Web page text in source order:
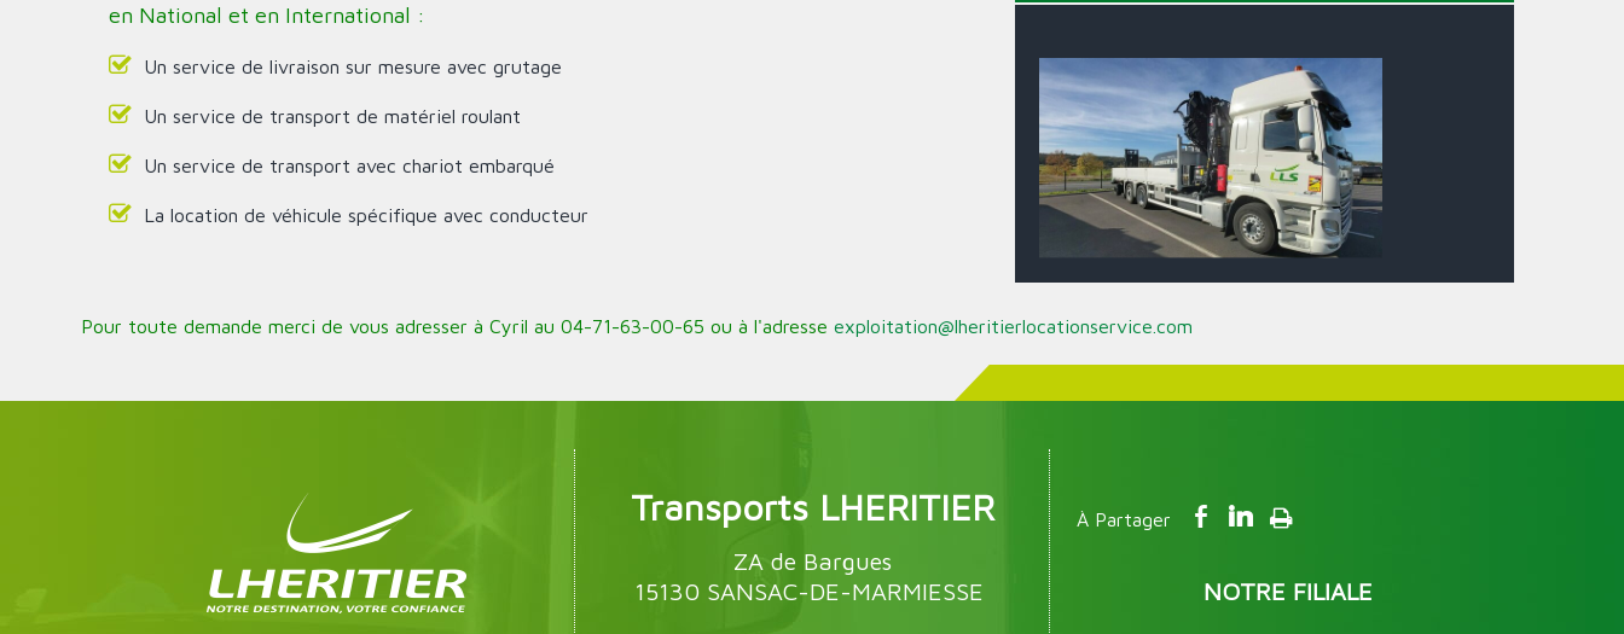
en National et en International :
Un service de livraison sur mesure avec grutage
Un service de transport de matériel roulant
Un service de transport avec chariot embarqué
La location de véhicule spécifique avec conducteur
Pour toute demande merci de vous adresser à Cyril au 04-71-63-00-65 ou à l'adresse exploitation@lheritierlocationservice.com
Transports LHERITIER
ZA de Bargues
15130 SANSAC-DE-MARMIESSE
NOTRE FILIALE